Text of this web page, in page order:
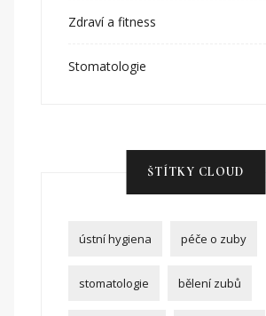
Zdraví a fitness
Stomatologie
ŠTÍTKY CLOUD
ústní hygiena péče o zuby
stomatologie bělení zubů